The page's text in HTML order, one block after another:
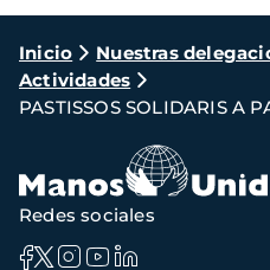
Ruta
de
navegación
Inicio Nuestras
Actividades
PASTISSOS SOLIDARIS A
Redes sociales